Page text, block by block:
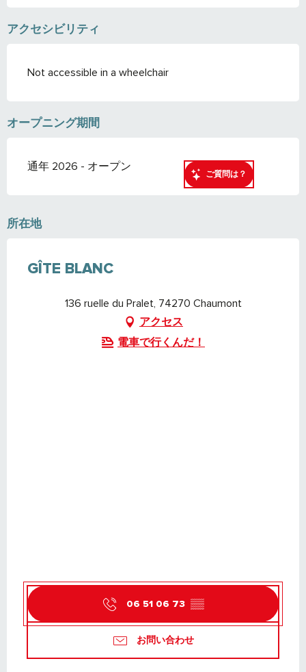
ご質問は？
アクセシビリティ
Not accessible in a wheelchair
オープニング期間
通年 2026 - オープン
所在地
GÎTE BLANC
136 ruelle du Pralet, 74270 Chaumont
アクセス
電車で行くんだ！
06 51 06 73 ▒▒
お問い合わせ